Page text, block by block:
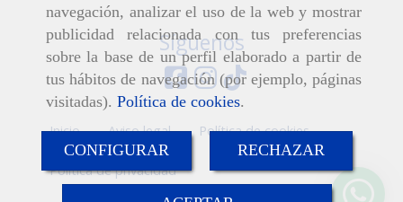
navegación, analizar el uso de la web y mostrar
publicidad relacionada con tus preferencias
sobre la base de un perfil elaborado a partir de
tus hábitos de navegación (por ejemplo, páginas
visitadas). Política de cookies.
CONFIGURAR RECHAZAR
Síguenos
Inicio Aviso legal Política de cookies
Política de privacidad